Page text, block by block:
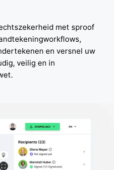
met sproof
en versnel uw
veilig en in